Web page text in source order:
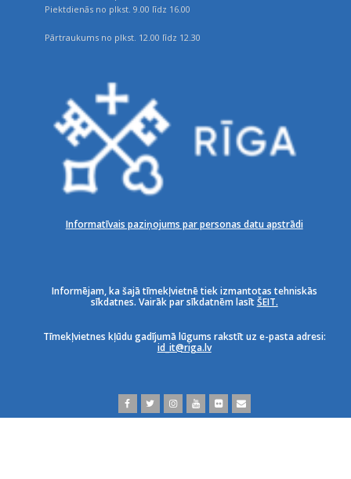
Piektdienās no plkst. 9.00 līdz 16.00
Pārtraukums no plkst. 12.00 līdz 12.30
Informatīvais paziņojums par personas datu apstrādi
Informējam, ka šajā tīmekļvietnē tiek izmantotas tehniskās
sīkdatnes. Vairāk par sīkdatnēm lasītŠEIT.
Tīmekļvietnes kļūdu gadījumā lūgums rakstīt uz e-pasta adresi:
id_it@riga.lv